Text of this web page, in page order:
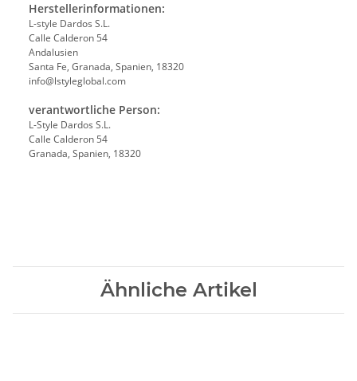
Herstellerinformationen:
L-style Dardos S.L.
Calle Calderon 54
Andalusien
Santa Fe, Granada, Spanien, 18320
info@lstyleglobal.com
verantwortliche Person:
L-Style Dardos S.L.
Calle Calderon 54
Granada, Spanien, 18320
Ähnliche Artikel